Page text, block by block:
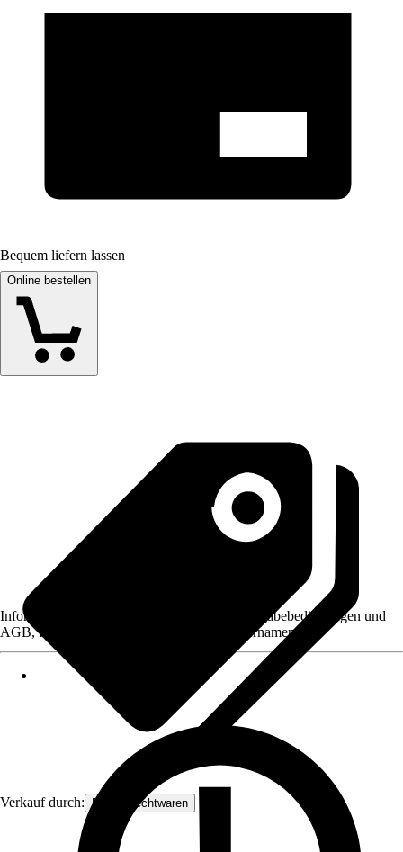
Bequem liefern lassen
Online bestellen
Verkauf durch: Frank Flechtwaren
Informationen des Verkäufers, wie z. B. Rückgabebedingungen und
AGB, finden Sie bei Klick auf den Verkäufernamen.